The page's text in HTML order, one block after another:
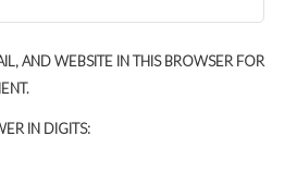
AND WEBSITE IN THIS BROWSER FOR
IN DIGITS: